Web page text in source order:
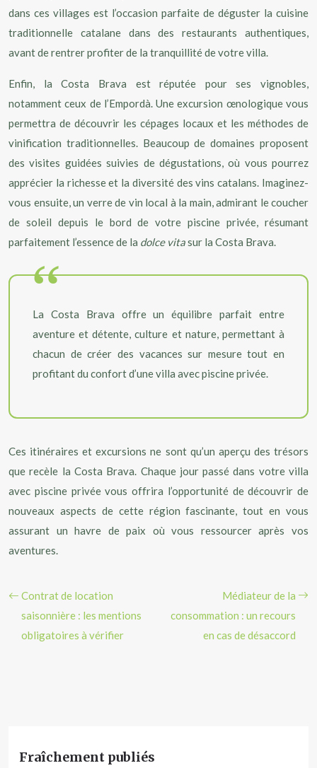
dans ces villages est l’occasion parfaite de déguster la cuisine
traditionnelle catalane dans des restaurants authentiques,
avant de rentrer profiter de la tranquillité de votre villa.
Enfin, la Costa Brava est réputée pour ses vignobles,
notamment ceux de l’Empordà. Une excursion œnologique vous
permettra de découvrir les cépages locaux et les méthodes de
vinification traditionnelles. Beaucoup de domaines proposent
des visites guidées suivies de dégustations, où vous pourrez
apprécier la richesse et la diversité des vins catalans. Imaginez-
vous ensuite, un verre de vin local à la main, admirant le coucher
de soleil depuis le bord de votre piscine privée, résumant
parfaitement l’essence de la dolce vitasur la Costa Brava.
La Costa Brava offre un équilibre parfait entre
aventure et détente, culture et nature, permettant à
chacun de créer des vacances sur mesure tout en
profitant du confort d’une villa avec piscine privée.
Ces itinéraires et excursions ne sont qu’un aperçu des trésors
que recèle la Costa Brava. Chaque jour passé dans votre villa
avec piscine privée vous offrira l’opportunité de découvrir de
nouveaux aspects de cette région fascinante, tout en vous
assurant un havre de paix où vous ressourcer après vos
aventures.
Contrat de location
saisonnière : les mentions
obligatoires à vérifier
Médiateur de la
consommation : un recours
en cas de désaccord
Fraîchement publiés